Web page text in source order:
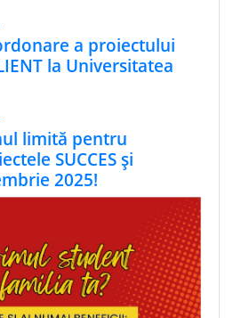
a proiectului
la Universitatea
limită pentru
SUCCES și
2025!